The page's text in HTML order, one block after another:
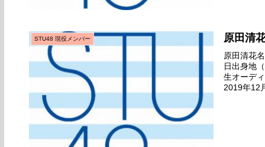
STU48 現役メンバー 原田清
原田清花
日出身地
生オーデ
2019年12